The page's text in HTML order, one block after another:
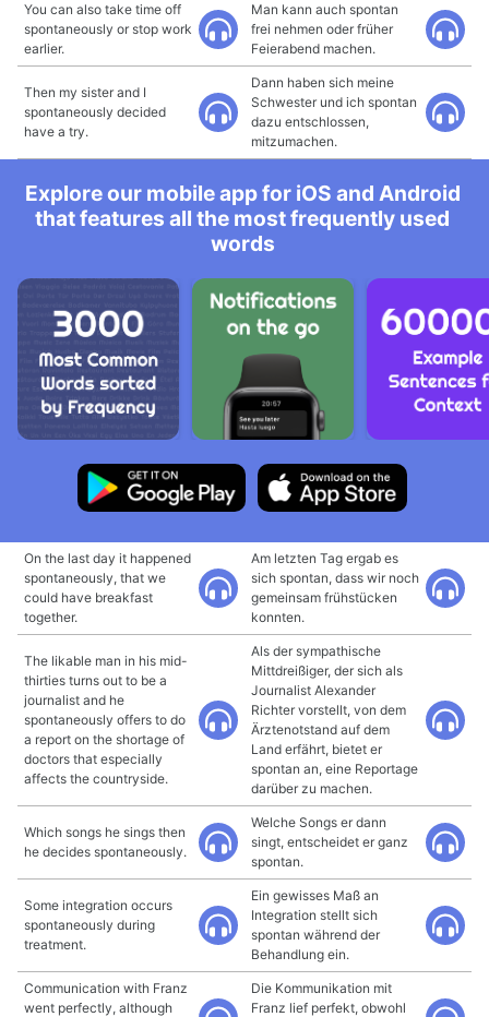
You can also take time off
spontaneously or stop work
earlier.
Man kann auch spontan
frei nehmen oder früher
Feierabend machen.
Then my sister and I
spontaneously decided
have a try.
Dann haben sich meine
Schwester und ich spontan
dazu entschlossen,
mitzumachen.
Explore our mobile app for iOS and Android
that features all the most frequently used
words
On the last day it happened
spontaneously, that we
could have breakfast
together.
Am letzten Tag ergab es
sich spontan, dass wir noch
gemeinsam frühstücken
konnten.
The likable man in his mid-
thirties turns out to be a
journalist and he
spontaneously offers to do
a report on the shortage of
doctors that especially
affects the countryside.
Als der sympathische
Mittdreißiger, der sich als
Journalist Alexander
Richter vorstellt, von dem
Ärztenotstand auf dem
Land erfährt, bietet er
spontan an, eine Reportage
darüber zu machen.
Which songs he sings then
he decides spontaneously.
Welche Songs er dann
singt, entscheidet er ganz
spontan.
Some integration occurs
spontaneously during
treatment.
Ein gewisses Maß an
Integration stellt sich
spontan während der
Behandlung ein.
Communication with Franz
went perfectly, although
Die Kommunikation mit
Franz lief perfekt, obwohl